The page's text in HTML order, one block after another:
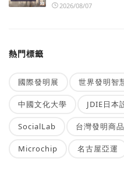
2026/08/07
熱門標籤
國際發明展 世界發明智
中國文化大學 JDIE日本
SocialLab 台灣發明商
Microchip 名古屋亞運